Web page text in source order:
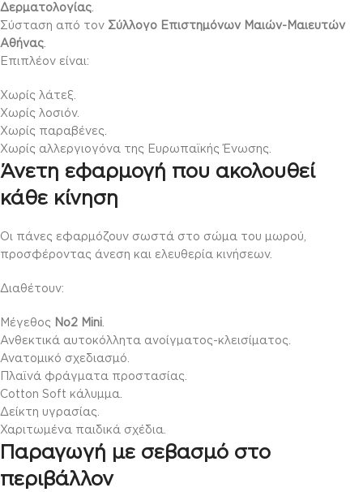
Δερματολογίας.
Σύσταση από τον Σύλλογο Επιστημόνων Μαιών-Μαιευτών
Αθήνας.
Επιπλέον είναι:
Χωρίς λάτεξ.
Χωρίς λοσιόν.
Χωρίς παραβένες.
Χωρίς αλλεργιογόνα της Ευρωπαϊκής Ένωσης.
Άνετη εφαρμογή που ακολουθεί
κάθε κίνηση
Οι πάνες εφαρμόζουν σωστά στο σώμα του μωρού,
προσφέροντας άνεση και ελευθερία κινήσεων.
Διαθέτουν:
Μέγεθος No2 Mini.
Ανθεκτικά αυτοκόλλητα ανοίγματος-κλεισίματος.
Ανατομικό σχεδιασμό.
Πλαϊνά φράγματα προστασίας.
Cotton Soft κάλυμμα.
Δείκτη υγρασίας.
Χαριτωμένα παιδικά σχέδια.
Παραγωγή με σεβασμό στο
περιβάλλον